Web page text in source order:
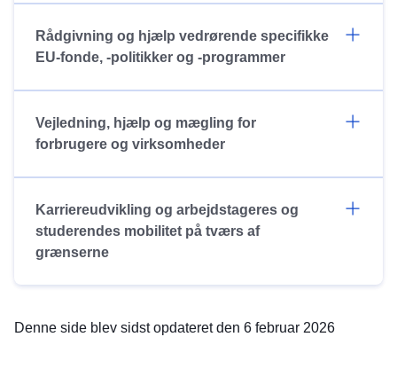
Rådgivning og hjælp vedrørende specifikke
EU-fonde, -politikker og -programmer
Vejledning, hjælp og mægling for
forbrugere og virksomheder
Karriereudvikling og arbejdstageres og
studerendes mobilitet på tværs af
grænserne
Denne side blev sidst opdateret den 6 februar 2026